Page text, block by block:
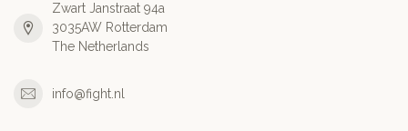
Zwart Janstraat 94a
3035AW Rotterdam
The Netherlands
info@fight.nl